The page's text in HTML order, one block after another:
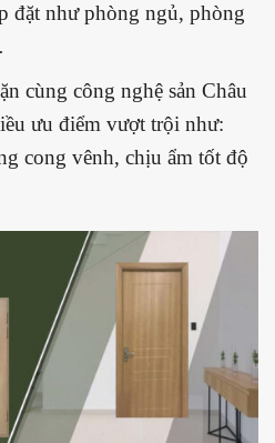
đặt như phòng ngủ, phòng
cùng công nghệ sản Châu
ưu điểm vượt trội như:
cong vênh, chịu ẩm tốt độ